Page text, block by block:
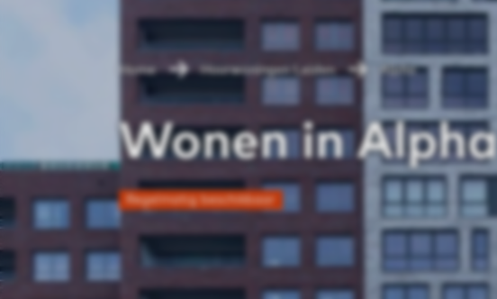
Home Huurwoningen Leiden Alpha
Wonen in Alpha
Regelmatig beschikbaar